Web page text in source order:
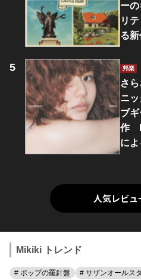
ー
リ
る
邦楽
さ
ニ
ブ
作
に
人気レビュ
Mikiki トレンド
# ポップの羅針盤 # サザンオールス